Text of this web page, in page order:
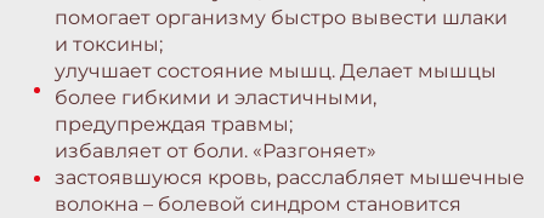
помогает организму быстро вывести шлаки
и токсины;
улучшает состояние мышц. Делает мышцы
более гибкими и эластичными,
предупреждая травмы;
избавляет от боли. «Разгоняет»
застоявшуюся кровь, расслабляет мышечные
волокна – болевой синдром становится